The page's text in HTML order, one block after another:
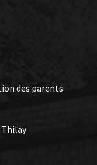
des parents
Thilay